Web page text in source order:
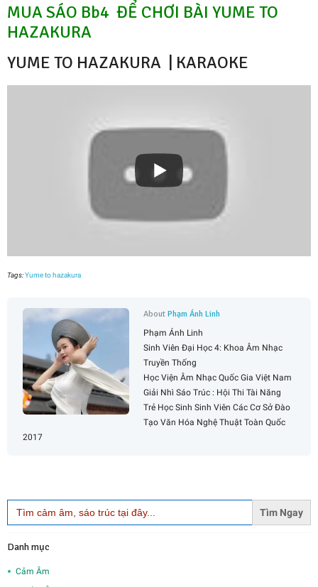
MUA SÁO Bb4 ĐỂ CHƠI BÀI YUME TO
HAZAKURA
YUME TO HAZAKURA | KARAOKE
Tags:Yume to hazakura
AboutPhạm Ánh Linh
Phạm Ánh Linh
Sinh Viên Đại Học 4: Khoa Âm Nhạc
Truyền Thống
Học Viện Âm Nhạc Quốc Gia Việt Nam
Giải Nhì Sáo Trúc : Hội Thi Tài Năng
Trẻ Học Sinh Sinh Viên Các Cơ Sở Đào
Tạo Văn Hóa Nghệ Thuật Toàn Quốc
2017
Search
for:
Danh mục
Cảm Âm